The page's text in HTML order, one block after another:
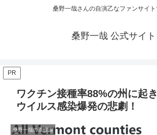
桑野一哉さんの自演乙なファンサイト
桑野一哉 公式サイト
PR
ワクチン接種率88%の州に起
ウイルス感染爆発の悲劇！
桑野一哉の陰謀論